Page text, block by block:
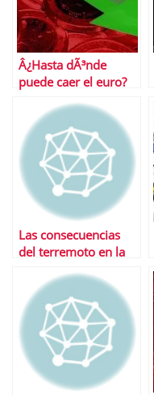
Â¿Hasta dÃ³nde
puede caer el euro?
Las consecuencias
del terremoto en la